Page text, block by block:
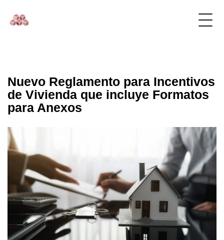
Nuevo Reglamento para Incentivos
de Vivienda que incluye Formatos
para Anexos